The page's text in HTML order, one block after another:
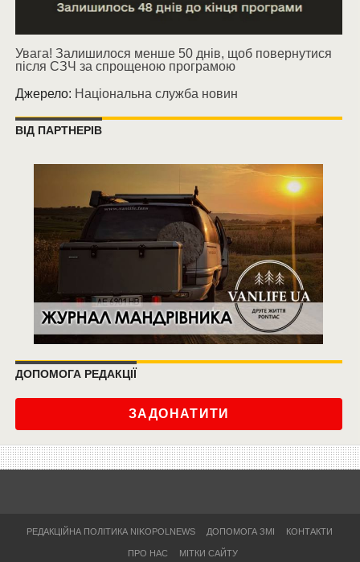
Увага! Залишилося менше 50 днів, щоб повернутися
після СЗЧ за спрощеною програмою
Джерело: Національна служба новин
ВІД ПАРТНЕРІВ
ДОПОМОГА РЕДАКЦІЇ
ЗАДОНАТИТИ
РЕДАКЦІЙНА ПОЛІТИКА NIKOPOLNEWS ДОПОМОГА ЗМІ КОНТАКТИ
ПРО НАС МІТКИ САЙТУ